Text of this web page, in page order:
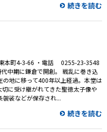
続きを読む
本町4-3-66 ・電話 0255-23-3548
中期に鎌倉で開創。 戦乱に巻き込
地に移って400年以上経過。本堂は
に受け継がれてきた聖徳太子像や
裟などが保存され...
続きを読む